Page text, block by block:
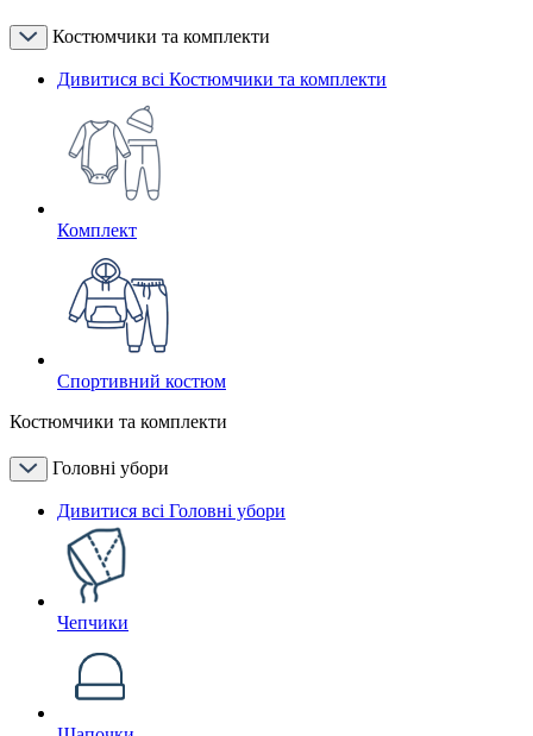
Костюмчики та комплекти
Дивитися всі Костюмчики та комплекти
Комплект
Спортивний костюм
Костюмчики та комплекти
Головні убори
Дивитися всі Головні убори
Чепчики